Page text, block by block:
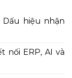
Dấu hiệu nhận
nối ERP, AI và